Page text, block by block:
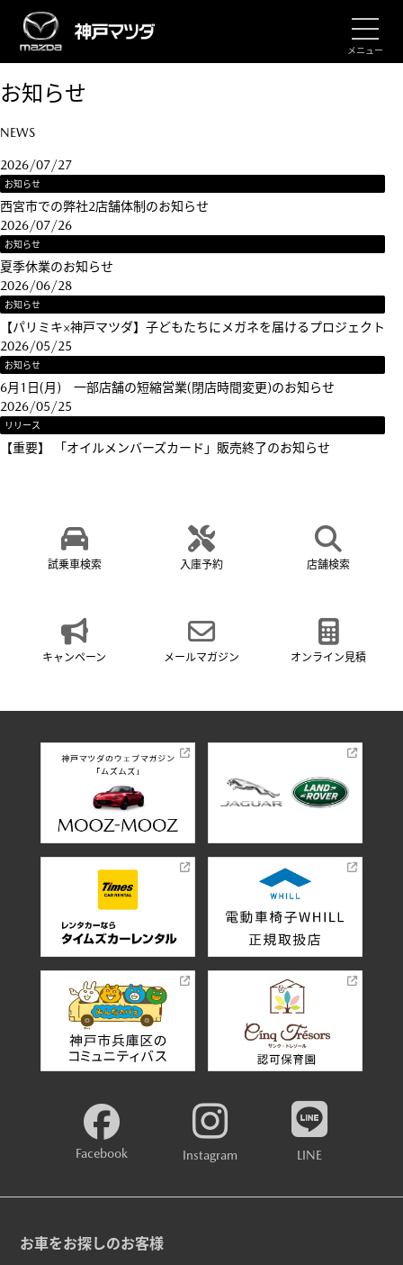
メニュー
お知らせ
NEWS
2026/07/27
お知らせ
西宮市での弊社2店舗体制のお知らせ
2026/07/26
お知らせ
夏季休業のお知らせ
2026/06/28
お知らせ
【パリミキ×神戸マツダ】子どもたちにメガネを届けるプロジェクト
2026/05/25
お知らせ
6月1日(月) 一部店舗の短縮営業(閉店時間変更)のお知らせ
2026/05/25
リリース
【重要】 「オイルメンバーズカード」販売終了のお知らせ
試乗車検索 入庫予約 店舗検索
キャンペーン メールマガジン オンライン見積
Facebook Instagram LINE
お車をお探しのお客様